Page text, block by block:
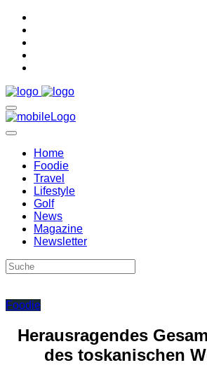
Home
Foodie
Travel
Lifestyle
Golf
News
Magazine
Newsletter
Foodie
Herausragendes
des toskanischen